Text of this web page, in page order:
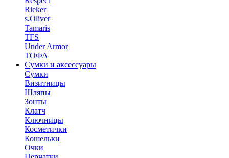
Rieker
s.Oliver
Tamaris
TFS
Under Armor
ТОФА
Сумки и аксессуары
Сумки
Визитницы
Шляпы
Зонты
Клатч
Ключницы
Косметички
Кошельки
Очки